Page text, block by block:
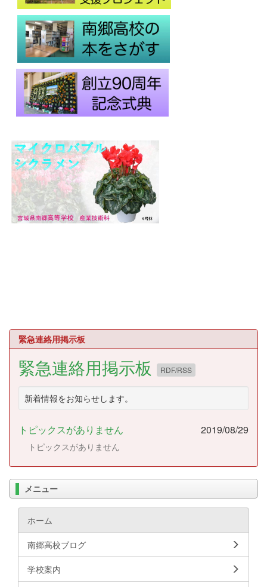
緊急連絡用掲示板
緊急連絡用掲示板 RDF/RSS
新着情報をお知らせします。
トピックスがありません 2019/08/29
トピックスがありません
メニュー
ホーム
南郷高校ブログ
学校案内